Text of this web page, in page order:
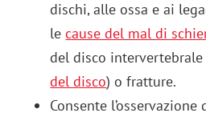
dischi, alle ossa e ai
lecause del mal di
del disco
del disco) o fratture.
Consente